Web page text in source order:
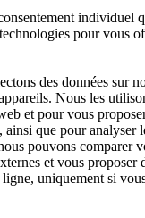
individuel
pour vous
des données sur
Nous les
et pour vous
ainsi que pour analyser
pouvons comparer
et vous proposer
uniquement si